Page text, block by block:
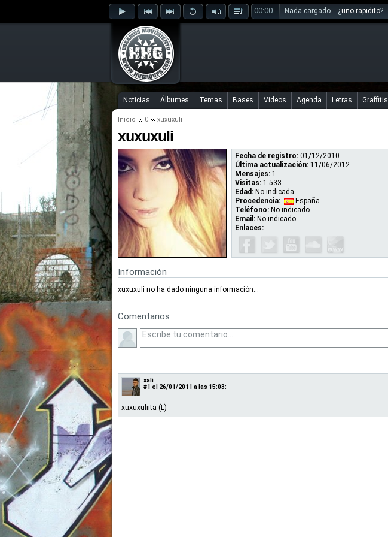
00:00 Nada cargado... ¿uno rapidito?
Noticias Álbumes Temas Bases Videos Agenda Letras Graffitis
Inicio 0 xuxuxuli
xuxuxuli
Fecha de registro: 01/12/2010
Última actualización: 11/06/2012
Mensajes: 1
Visitas: 1.533
Edad: No indicada
Procedencia:
España
Teléfono: No indicado
Email: No indicado
Enlaces:
Información
xuxuxuli no ha dado ninguna información...
Comentarios
xali
#1 el 26/01/2011 a las 15:03:
xuxuxuliita (L)